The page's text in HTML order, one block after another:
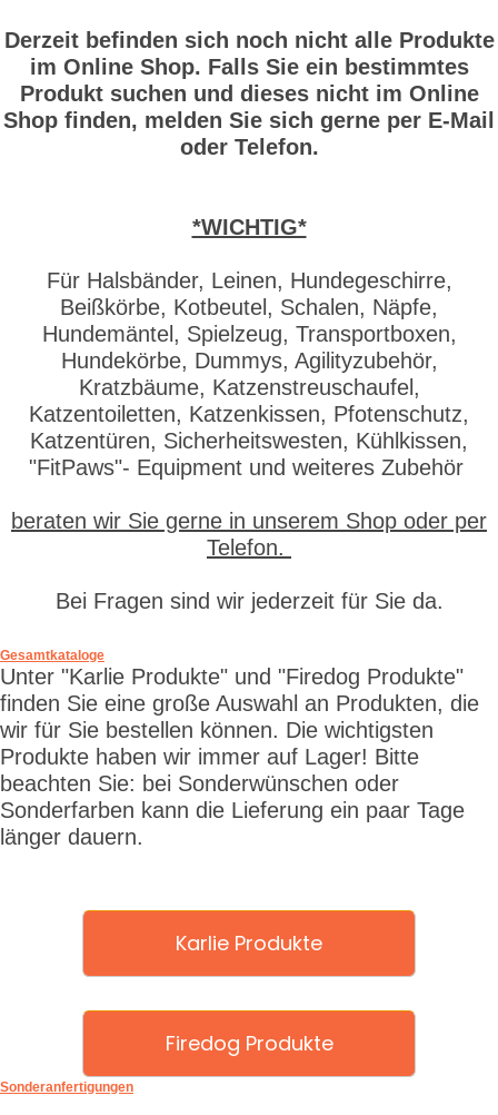
Derzeit befinden sich noch nicht alle Produkte
im Online Shop. Falls Sie ein bestimmtes
Produkt suchen und dieses nicht im Online
Shop finden, melden Sie sich gerne per E-Mail
oder Telefon.
*WICHTIG*
Für Halsbänder, Leinen, Hundegeschirre,
Beißkörbe, Kotbeutel, Schalen, Näpfe,
Hundemäntel, Spielzeug, Transportboxen,
Hundekörbe, Dummys, Agilityzubehör,
Kratzbäume, Katzenstreuschaufel,
Katzentoiletten, Katzenkissen, Pfotenschutz,
Katzentüren, Sicherheitswesten, Kühlkissen,
"FitPaws"- Equipment und weiteres Zubehör
beraten wir Sie gerne in unserem Shop oder per
Telefon.
Bei Fragen sind wir jederzeit für Sie da.
Gesamtkataloge
Unter "Karlie Produkte" und "Firedog Produkte"
finden Sie eine große Auswahl an Produkten, die
wir für Sie bestellen können. Die wichtigsten
Produkte haben wir immer auf Lager! Bitte
beachten Sie: bei Sonderwünschen oder
Sonderfarben kann die Lieferung ein paar Tage
länger dauern.
Karlie Produkte
Firedog Produkte
Sonderanfertigungen